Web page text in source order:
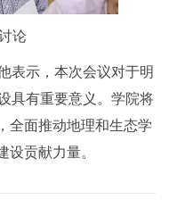
论
表示，本次会议对于明
具有重要意义。学院将
全面推动地理和生态学
设贡献力量。